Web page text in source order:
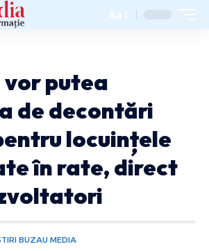
Aa
putea
de decontări
locuințele
în rate, direct
BUZAU MEDIA